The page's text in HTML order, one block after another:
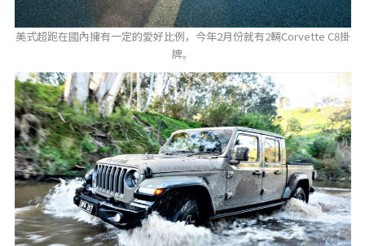
美式超跑在國內擁有一定的愛好比例，今年2月份就有2輛Corvette C8掛
牌。